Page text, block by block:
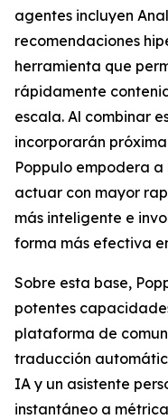
agentes incluyen
recomendaciones
herramienta que
rápidamente
escala. Al combinar
incorporarán
Poppulo empodera
actuar con mayor
más inteligente e
forma más efectiva
Sobre esta base,
potentes
plataforma de
traducción
IA y un asistente
instantáneo a